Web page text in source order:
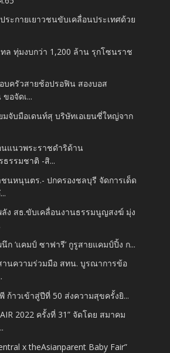
ระกายเยาวชนขับเคลื่อนประเทศด้วย
ทล ทุ่มงบกว่า 1,200 ล้าน รุกโซนราช
ครัวสายช้อปรอฟิน สองบอส
อจัดเ...
มจับมือเดนท์สุ บริษัทเอเยนซี่ใหญ่จาก
นแนวพระราชดำริด้าน
ธรรมชาติ -สิ...
นหนุนตร.- ปกครองชลบุรี จัดการเด็ด
ง สธ.ขับเคลื่อนงานธรรมนูญสงฆ์ มุ่ง
นึก ‘แคมป์ ซาฟารี’ กูรูสายแคมป์ปิ้ง ก...
านความร่วมมือ สทน. บูรณาการข้อ
ก้าวเข้าสู่ปีที่ 50 ส่งความสุขครั้งยิ...
2022 ครั้งที่ 31” จัดโดย สมาคม
x theAsianparent Baby Fair”